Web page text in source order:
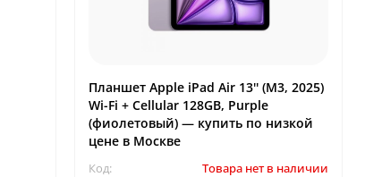
Планшет Apple iPad Air 13'' (M3, 2025)
Wi-Fi + Cellular 128GB, Purple
(фиолетовый) — купить по низкой
цене в Москве
Код:
Товара нет в наличии